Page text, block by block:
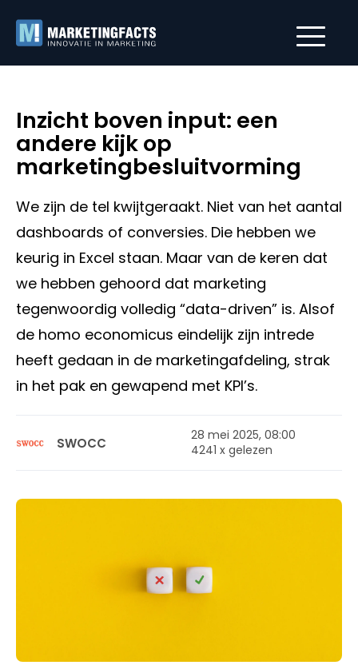
Inzicht boven input: een
andere kijk op
marketingbesluitvorming
We zijn de tel kwijtgeraakt. Niet van het aantal
dashboards of conversies. Die hebben we
keurig in Excel staan. Maar van de keren dat
we hebben gehoord dat marketing
tegenwoordig volledig “data-driven” is. Alsof
de homo economicus eindelijk zijn intrede
heeft gedaan in de marketingafdeling, strak
in het pak en gewapend met KPI’s.
SWOCC
28 mei 2025, 08:00
4241 x gelezen